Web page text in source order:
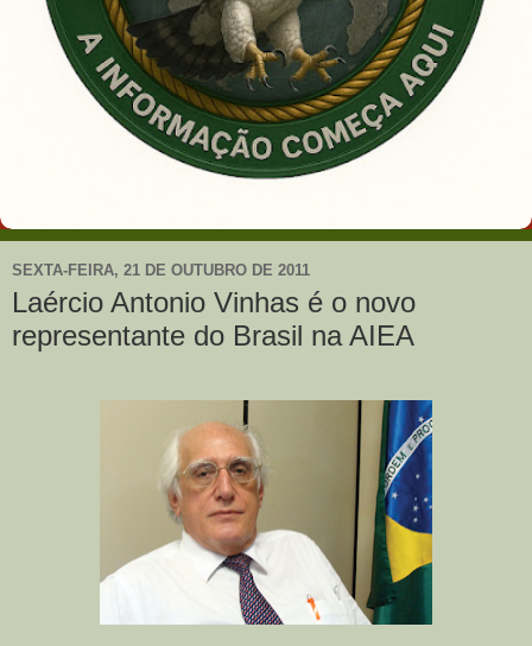
SEXTA-FEIRA, 21 DE OUTUBRO DE 2011
Laércio Antonio Vinhas é o novo
representante do Brasil na AIEA